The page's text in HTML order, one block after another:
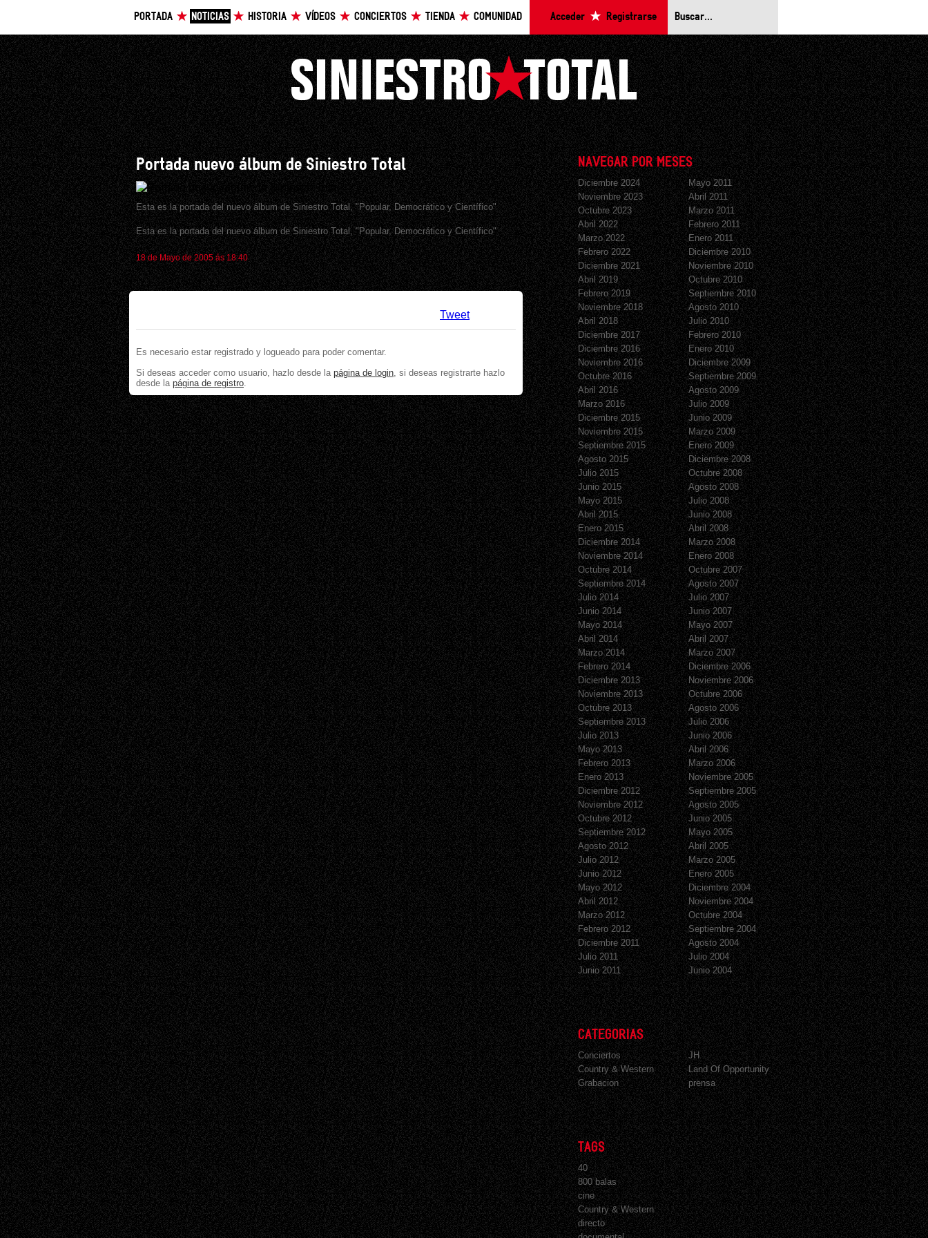
PORTADA NOTICIAS HISTORIA VÍDEOS CONCIERTOS TIENDA COMUNIDAD Acceder Registrarse
Portada nuevo álbum de Siniestro Total
Esta es la portada del nuevo álbum de Siniestro Total, "Popular, Democrático y Científico"
Esta es la portada del nuevo álbum de Siniestro Total, "Popular, Democrático y Científico"
18 de Mayo de 2005 ás 18:40
Tweet
Es necesario estar registrado y logueado para poder comentar.
Si deseas acceder como usuario, hazlo desde la página de login , si deseas registrarte hazlo
desde la página de registro
NAVEGAR POR MESES
Diciembre 2024
Noviembre 2023
Octubre 2023
Abril 2022
Marzo 2022
Febrero 2022
Diciembre 2021
Abril 2019
Febrero 2019
Noviembre 2018
Abril 2018
Diciembre 2017
Diciembre 2016
Noviembre 2016
Octubre 2016
Abril 2016
Marzo 2016
Diciembre 2015
Noviembre 2015
Septiembre 2015
Agosto 2015
Julio 2015
Junio 2015
Mayo 2015
Abril 2015
Enero 2015
Diciembre 2014
Noviembre 2014
Octubre 2014
Septiembre 2014
Julio 2014
Junio 2014
Mayo 2014
Abril 2014
Marzo 2014
Febrero 2014
Diciembre 2013
Noviembre 2013
Octubre 2013
Septiembre 2013
Julio 2013
Mayo 2013
Febrero 2013
Enero 2013
Diciembre 2012
Noviembre 2012
Octubre 2012
Septiembre 2012
Agosto 2012
Julio 2012
Junio 2012
Mayo 2012
Abril 2012
Marzo 2012
Febrero 2012
Diciembre 2011
Julio 2011
Junio 2011
Mayo 2011
Abril 2011
Marzo 2011
Febrero 2011
Enero 2011
Diciembre 2010
Noviembre 2010
Octubre 2010
Septiembre 2010
Agosto 2010
Julio 2010
Febrero 2010
Enero 2010
Diciembre 2009
Septiembre 2009
Agosto 2009
Julio 2009
Junio 2009
Marzo 2009
Enero 2009
Diciembre 2008
Octubre 2008
Agosto 2008
Julio 2008
Junio 2008
Abril 2008
Marzo 2008
Enero 2008
Octubre 2007
Agosto 2007
Julio 2007
Junio 2007
Mayo 2007
Abril 2007
Marzo 2007
Diciembre 2006
Noviembre 2006
Octubre 2006
Agosto 2006
Julio 2006
Junio 2006
Abril 2006
Marzo 2006
Noviembre 2005
Septiembre 2005
Agosto 2005
Junio 2005
Mayo 2005
Abril 2005
Marzo 2005
Enero 2005
Diciembre 2004
Noviembre 2004
Octubre 2004
Septiembre 2004
Agosto 2004
Julio 2004
Junio 2004
CATEGORIAS
Conciertos
Country & Western
Grabacion
JH
Land Of Opportunity
prensa
TAGS
40
800 balas
cine
Country & Western
directo